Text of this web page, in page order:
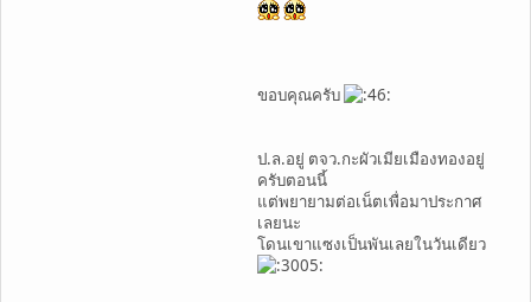
ขอบคุณครับ
ป.ล.อยู่ ตจว.กะผัวเมียเมืองทองอยู่
ครับตอนนี้
แต่พยายามต่อเน็ตเพื่อมาประกาศ
เลยนะ
โดนเขาแซงเป็นพันเลยในวันเดียว